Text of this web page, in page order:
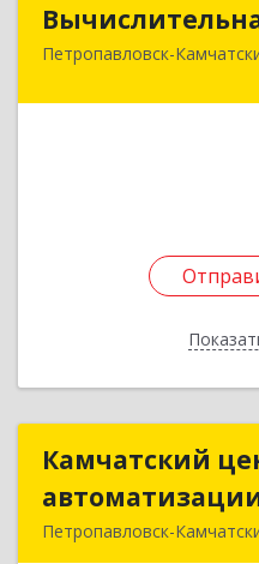
Петропавловск-
683032,
Камчатский
Петропавловск-